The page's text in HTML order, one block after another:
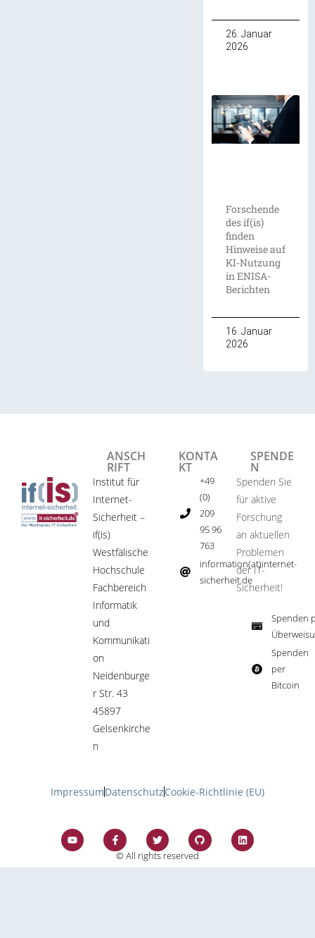
26. Januar
2026
Forschende
des if(is)
finden
Hinweise auf
KI-Nutzung
in ENISA-
Berichten
16. Januar
2026
ANSCH
RIFT
Institut für
Internet-
Sicherheit –
if(is)
Westfälische
Hochschule
Fachbereich
Informatik
und
Kommunikati
on
Neidenburge
r Str. 43
45897
Gelsenkirche
n
KONTA
KT
+49
(0)
209
95 96
763
information(at)internet-
sicherheit.de ​
SPENDE
N
Spenden Sie
für aktive
Forschung
an aktuellen
Problemen
der IT-
Sicherheit!​
Spenden
Spenden
per
Bitcoin​
ImpressumDatenschutzCookie-Richtlinie (EU)
© All rights reserved